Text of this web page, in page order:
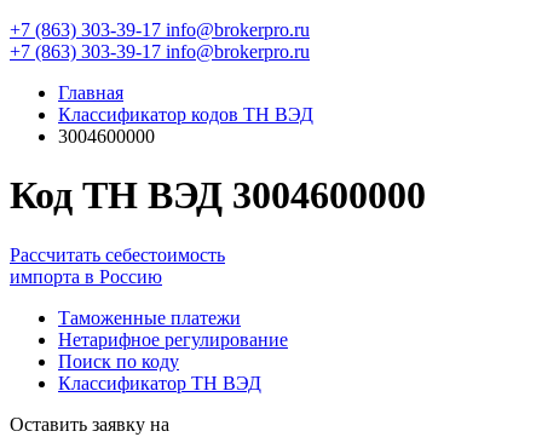
+7 (863) 303-39-17 info@brokerpro.ru
+7 (863) 303-39-17 info@brokerpro.ru
Главная
Классификатор кодов ТН ВЭД
3004600000
Код ТН ВЭД 3004600000
Рассчитать себестоимость
импорта в Россию
Таможенные платежи
Нетарифное регулирование
Поиск по коду
Классификатор ТН ВЭД
Оставить заявку на